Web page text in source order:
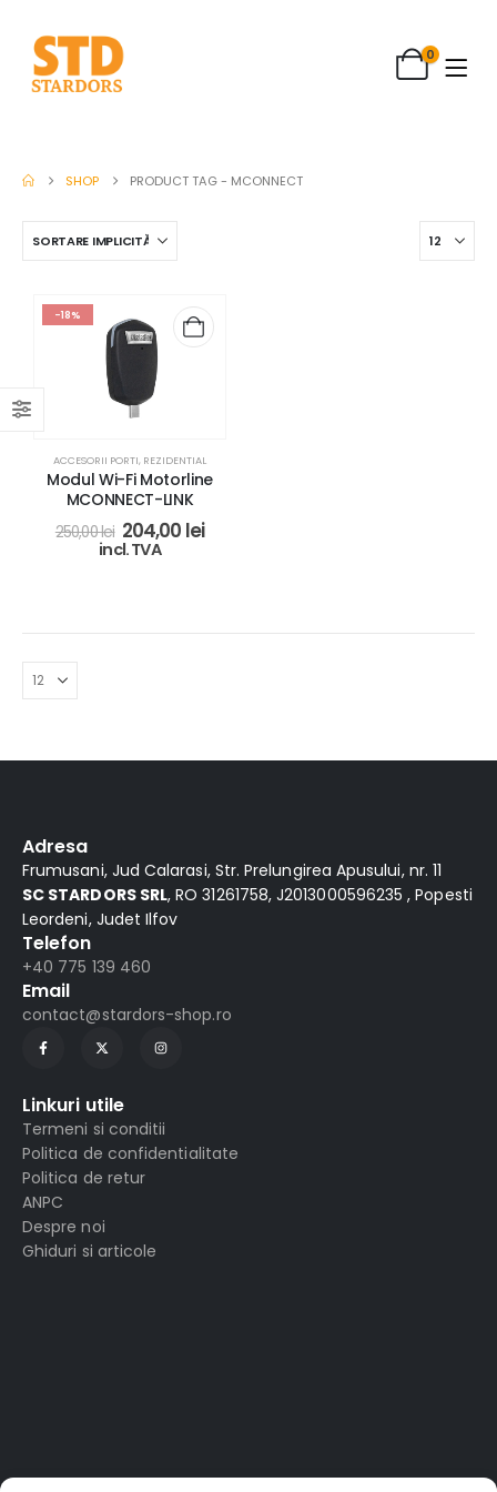
0
SHOP PRODUCT TAG - MCONNECT
-18%
ACCESORII PORTI, REZIDENTIAL
Modul Wi-Fi Motorline
MCONNECT-LINK
250,00lei 204,00 lei
incl. TVA
Adresa
Frumusani, Jud Calarasi, Str. Prelungirea Apusului, nr. 11
SC STARDORS SRL, RO 31261758, J2013000596235 , Popesti
Leordeni, Judet Ilfov
Telefon
+40 775 139 460
Email
contact@stardors-shop.ro
Linkuri utile
Termeni si conditii
Politica de confidentialitate
Politica de retur
ANPC
Despre noi
Ghiduri si articole